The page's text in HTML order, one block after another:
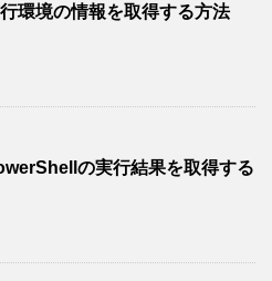
環境の情報を取得する方法
の実行結果を取得する